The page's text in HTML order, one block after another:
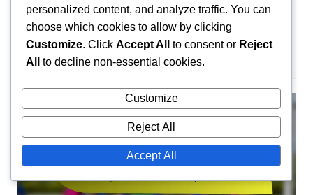
Монпелие: История, Постижения,
Играчите
Камийл Лефевр 05/02/2026
personalized content, and analyze traffic. You can
choose which cookies to allow by clicking
Customize. Click Accept All to consent or Reject
All
to decline non-essential cookies.
Customize
Reject All
Accept All